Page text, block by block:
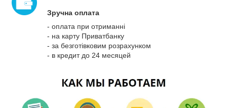
Зручна оплата
- оплата при отриманні
- на карту Приватбанку
- за безготівковим розрахунком
- в кредит до 24 месяцей